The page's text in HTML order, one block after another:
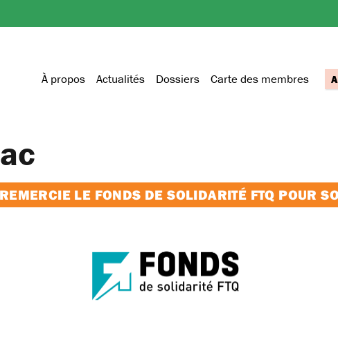
À propos Actualités Dossiers Carte des membres
LE FONDS DE SOLIDARITÉ FTQ POUR